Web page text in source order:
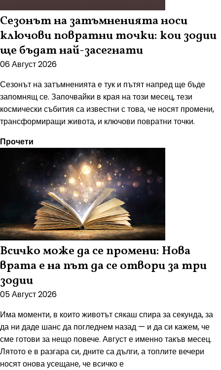
Сезонът на затъмненията носи
ключови повратни точки: кои зодии
ще бъдат най-засегнати
06 Август 2026
Сезонът на затъмненията е тук и пътят напред ще бъде
запомнящ се. Започвайки в края на този месец, тези
космически събития са известни с това, че носят промени,
трансформиращи живота, и ключови повратни точки.
Прочети
Всичко може да се промени: Нова
врата е на път да се отвори за три
зодии
05 Август 2026
Има моменти, в които животът сякаш спира за секунда, за
да ни даде шанс да погледнем назад — и да си кажем, че
сме готови за нещо повече. Август е именно такъв месец.
Лятото е в разгара си, дните са дълги, а топлите вечери
носят онова усещане, че всичко е